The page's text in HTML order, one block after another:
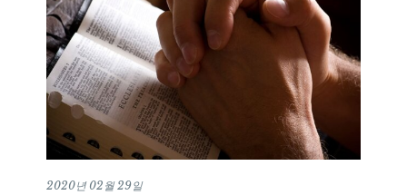
2020년 02월 29일